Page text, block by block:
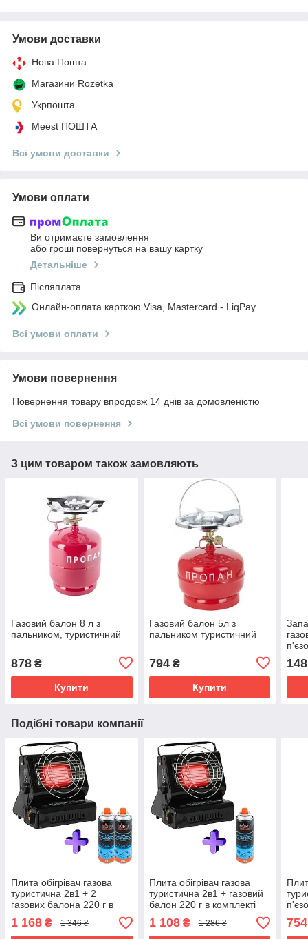
Умови доставки
Нова Пошта
Магазини Rozetka
Укрпошта
Meest ПОШТА
Всі умови доставки
Умови оплати
Ви отримаєте замовлення
або гроші повернуться на вашу картку
Детальніше
Післяплата
Онлайн-оплата карткою Visa, Mastercard - LiqPay
Всі умови оплати
Умови повернення
Повернення товару впродовж 14 днів за домовленістю
Всі умови повернення
З цим товаром також замовляють
Газовий балон 8 л з
пальником, туристичний
878 ₴
Купити
Газовий балон 5л з
пальником туристичний
794₴
Купити
148
Подібні товари компанії
Плита обігрівач газова
туристична 2в1 + 2
газових балона 220 г в
комплекті
1 168 ₴ 1 346 ₴
Плита обігрівач газова
туристична 2в1 + газовий
балон 220 г в комплекті
1 108₴ 1 286 ₴ 754